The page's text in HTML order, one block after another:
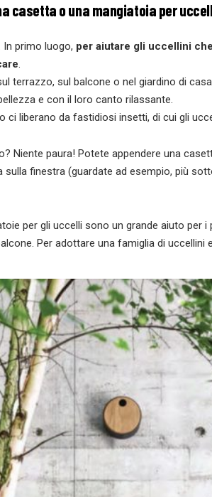
casetta o una mangiatoia per
primo luogo, per aiutare gli uccellini
.
terrazzo, sul balcone o nel giardino di
e con il loro canto rilassante.
ci liberano da fastidiosi insetti, di cui gli
Niente paura! Potete appendere una
finestra (guardate ad esempio, più
per gli uccelli sono un grande aiuto per
Per adottare una famiglia di uccellini